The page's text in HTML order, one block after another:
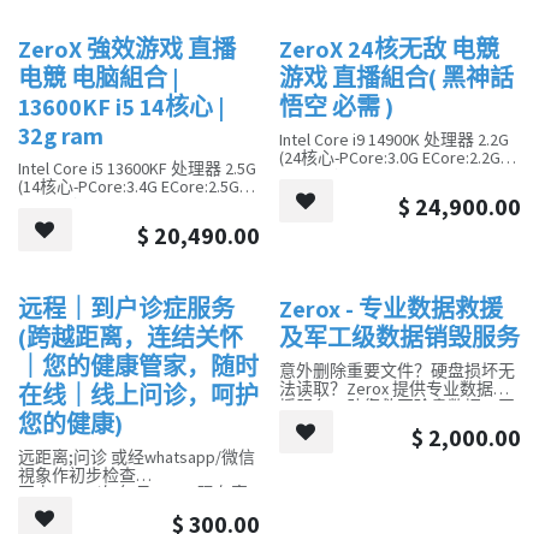
金士顿 NV2 250G NVME. Gen 4 固
态盘
Seagate 1T 7200RPM SATA3
Harddisk
Micro ATX Tower机箱
(98*300*328)
300瓦 TFX 电源
跟机 预装 Win10 或Win11
连 Office 2021 及送 Eset Nod32
杀毒软件 1用戶1年版
minidp)
CoolMaster MasterBox TD500
Mesh 中塔式机箱
360mm CPU 水冷散热器
MSI MAG A550BN 550W 80PLUS 电
源
跟机预载 Win10 或 Win11
Antivirus 1用户1年版
销售
ZeroX 強效游戏 直播
电競 电脑組合 |
13600KF i5 14核心 |
32g ram
Intel Core i5 13600KF 处理器 2.5G
(14核心-PCore:3.4G ECore:2.5G
Kingston HyperX Fury 32G DDR5
GAMING 内存
Seagate 2T 7200RPM SATA3 硬盘
ASUS TUF RTX 4070 Ti Super 12G
显卡
CoolMaster MasterBox TD500
Mesh 中塔式机箱
360mm CPU 水冷散热器
ASUS TUF GAMING 850W 80+
GOLD 电源
预装 Win10 或 Win11 操作系统
$ 20,490.00
销售
ZeroX 24核无敌 电競
游戏 直播組合( 黑神話
悟空 必需 )
Intel Core i9 14900K 处理器 2.2G
(24核心-PCore:3.0G ECore:2.2G
Kingston HYPERX FURY 32G DDR5
GAMING 内存
显卡
CoolMaster MasterBox TD500
Mesh 中塔式机箱
ASUS TUF GAMING 850W 80+
GOLD 电源
附赠 Office 2021 及 Eset Nod32
$ 24,900.00
销售
远程｜到户诊症服务
(跨越距离，连结关怀
｜您的健康管家，随时
在线｜线上问诊，呵护
您的健康)
远距离;问诊 或经whatsapp/微信
視象作初步检查
至少$300 1次 包月$1060 现有客
戶,首次使用此服务更专享半价优
惠!!!
$300.00
Zerox - 专业数据救援
及军工级数据销毁服务
意外删除重要文件？硬盘损坏无
法读取？Zerox 提供专业数据救
援服务，助您救回珍贵数据。同
时，我们也提供符合军工级标准
的数据销毁服务，确保您的机密
$ 2,000.00